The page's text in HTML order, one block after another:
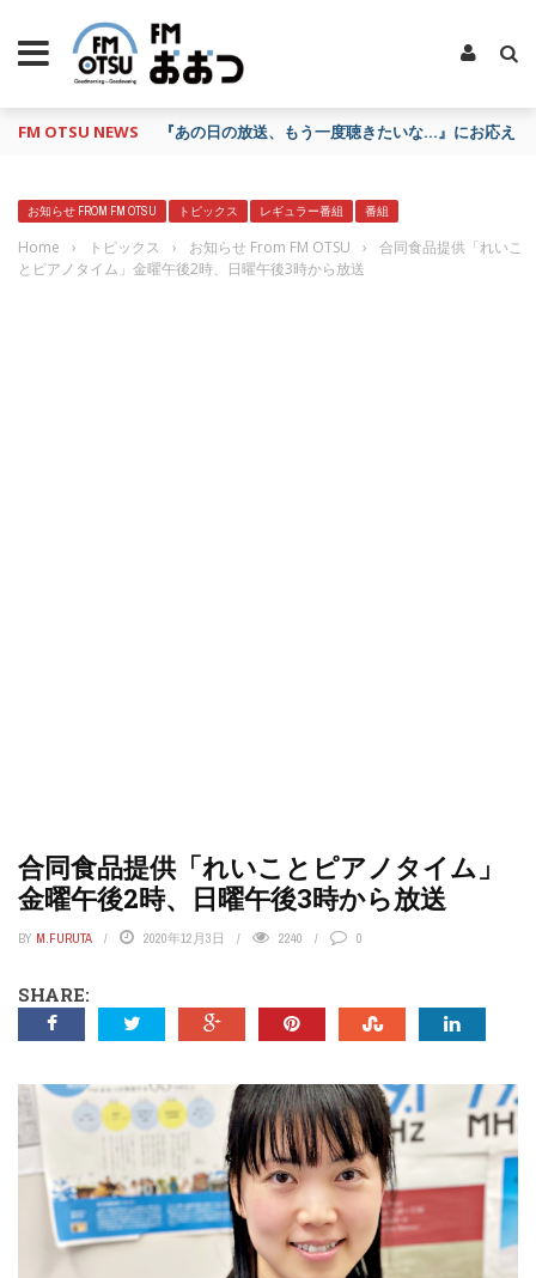
FM OTSU NEWS 『あの日の放送、もう一度聴きたいな…』にお応え
お知らせ FROM FM OTSU トピックス レギュラー番組 番組
Home › トピックス › お知らせ From FM OTSU ›
合同食品提供「れいこ
とピアノタイム」金曜午後2時、日曜午後3時から放送
合同食品提供「れいことピアノタイム」
金曜午後2時、日曜午後3時から放送
BY M.FURUTA 2020年12月3日 2240 0
SHARE: